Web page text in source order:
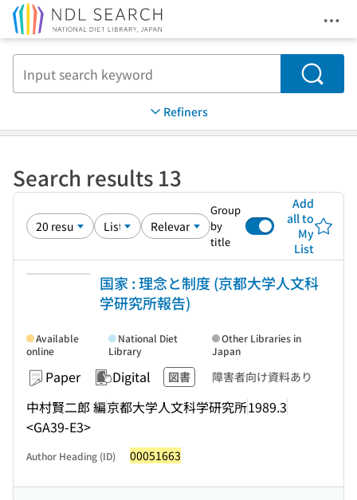
Search
Refiners
Search results 13
Group
by
title
Add
all to
My
List
国家 : 理念と制度 (京都大学人文科
学研究所報告)
Paper Digital 図書 障害者向け資料あり
中村賢二郎 編京都大学人文科学研究所1989.3
<GA39-E3>
Available
online
National Diet
Library
Other Libraries in
Japan
Author Heading (ID) 00051663